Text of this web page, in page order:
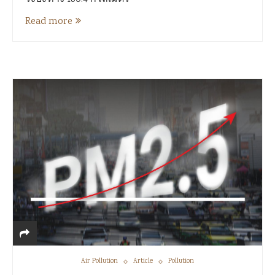
Read more
Air Pollution Article Pollution